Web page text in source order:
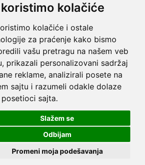
kolačiće
kolačiće i ostale
za praćenje kako bismo
vašu pretragu na našem veb
prikazali personalizovani sadržaj
reklame, analizirali posete na
sajtu i razumeli odakle dolaze
posetioci sajta.
Slažem se
Odbijam
Promeni moja podešavanja